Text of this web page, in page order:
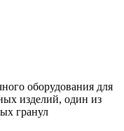
оборудования для
изделий, один из
гранул